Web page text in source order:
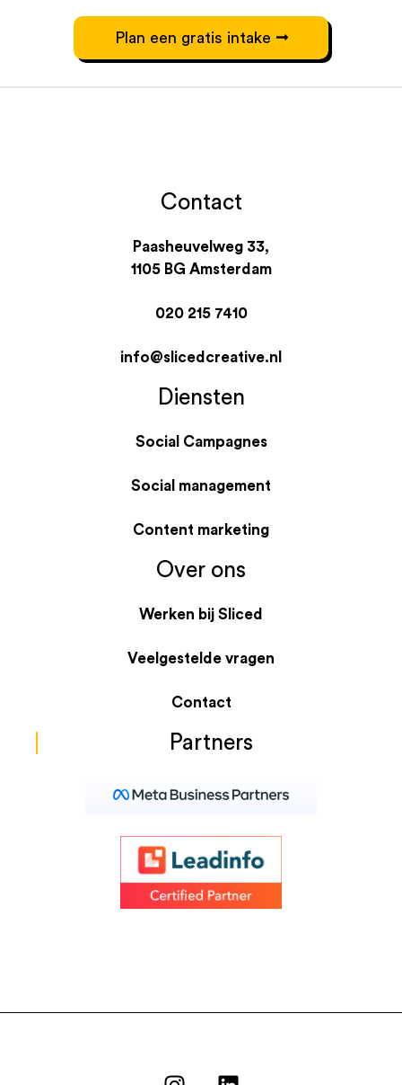
Plan een gratis intake
Contact
Paasheuvelweg 33,
1105 BG Amsterdam
020 215 7410
info@slicedcreative.nl
Diensten
Social Campagnes
Social management
Content marketing
Over ons
Werken bij Sliced
Veelgestelde vragen
Contact
Partners